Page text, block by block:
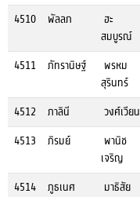
4510
พัลลภ
ฮะ
สมบูรณ์
4511 ภัทรานิษฐ์
พรหม
สุรินทร์
4512 ภาลินี วงศ์เวียน
4513
ภิรมย์
พานิช
เจริญ
4514 ภูธเนศ มาธิสัย